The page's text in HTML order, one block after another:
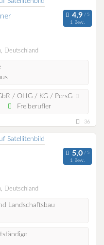
1 Bew.
Deutschland
/ OHG / KG / PersG
Freiberufler
36
1 Bew.
Deutschland
Landschaftsbau